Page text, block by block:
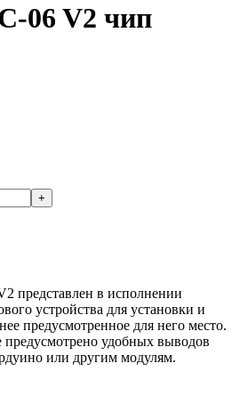
06 V2 чип
+
представлен в исполнении
устройства для установки и
предусмотренное для него место.
предусмотрено удобных выводов
или другим модулям.